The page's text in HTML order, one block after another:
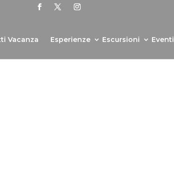
Vacanza Esperienze Escursioni Eventi